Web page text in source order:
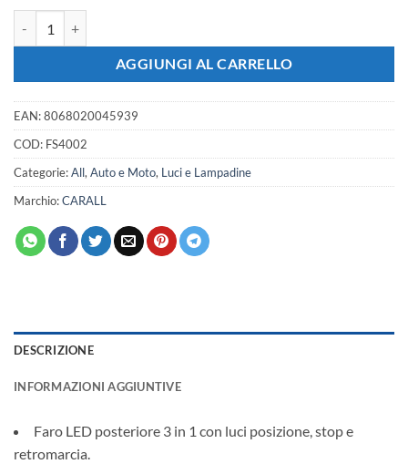
AGGIUNGI AL CARRELLO
EAN:8068020045939
COD: FS4002
Categorie:All, Auto e Moto, Luci e Lampadine
Marchio:CARALL
DESCRIZIONE
INFORMAZIONI AGGIUNTIVE
Faro LED posteriore 3 in 1 con luci posizione, stop e
retromarcia.